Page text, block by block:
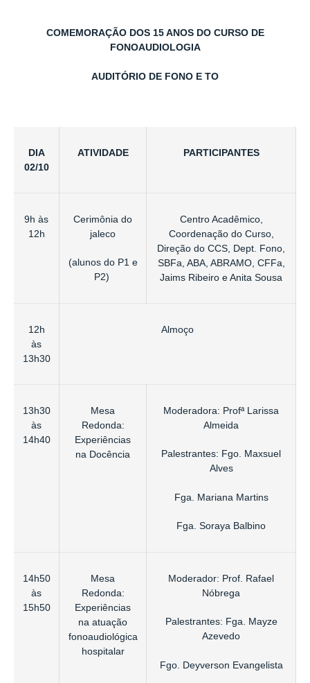
COMEMORAÇÃO DOS 15 ANOS DO CURSO DE
FONOAUDIOLOGIA
AUDITÓRIO DE FONO E TO
DIA
02/10
ATIVIDADE PARTICIPANTES
9h às
12h
Cerimônia do
jaleco
(alunos do P1 e
P2)
Centro Acadêmico,
Coordenação do Curso,
Direção do CCS, Dept. Fono,
SBFa, ABA, ABRAMO, CFFa,
Jaims Ribeiro e Anita Sousa
12h
às
13h30
Almoço
13h30
às
14h40
Mesa
Redonda:
Experiências
na Docência
Moderadora: Profª Larissa
Almeida
Palestrantes: Fgo. Maxsuel
Alves
Fga. Mariana Martins
Fga. Soraya Balbino
14h50
às
15h50
Mesa
Redonda:
Experiências
na atuação
fonoaudiológica
hospitalar
Moderador: Prof. Rafael
Nóbrega
Palestrantes: Fga. Mayze
Azevedo
Fgo. Deyverson Evangelista